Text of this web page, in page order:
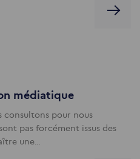
médiatique
consultons pour nous
pas forcément issus des
une…